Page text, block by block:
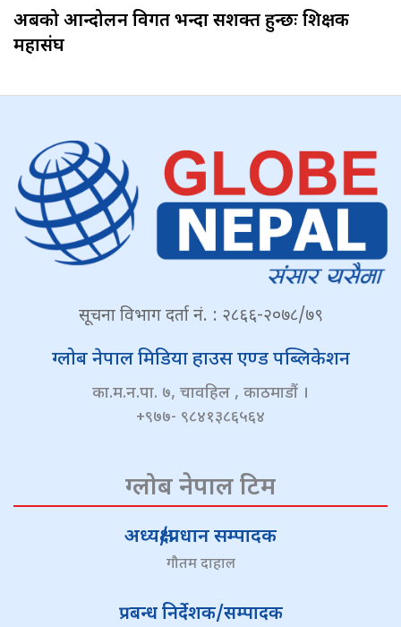
अबको आन्दोलन विगत भन्दा सशक्त हुन्छः शिक्षक
महासंघ
सूचना विभाग दर्ता नं. : २८६६-२०७८/७९
ग्लोब नेपाल मिडिया हाउस एण्ड पब्लिकेशन
का.म.न.पा. ७, चावहिल , काठमाडौं ।
+९७७- ९८४१३८६५६४
ग्लोब नेपाल टिम
अध्यक्ष/प्रधान सम्पादक
गौतम दाहाल
प्रबन्ध निर्देशक/सम्पादक